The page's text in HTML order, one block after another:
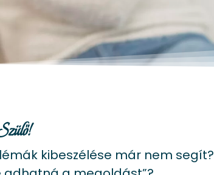
kibeszélése már nem segít?